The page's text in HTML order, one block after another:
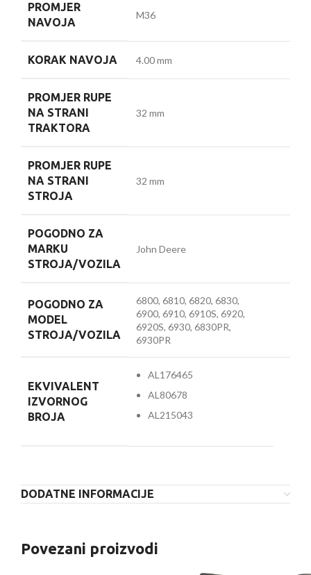
PROMJER
NAVOJA
M36
KORAK NAVOJA 4.00 mm
PROMJER RUPE
NA STRANI
TRAKTORA
32 mm
PROMJER RUPE
NA STRANI
STROJA
32 mm
POGODNO ZA
MARKU
STROJA/VOZILA
John Deere
POGODNO ZA
MODEL
STROJA/VOZILA
6800, 6810, 6820, 6830,
6900, 6910, 6910S, 6920,
6920S, 6930, 6830PR,
6930PR
EKVIVALENT
IZVORNOG
BROJA
AL176465
AL80678
AL215043
DODATNE INFORMACIJE
Povezani proizvodi